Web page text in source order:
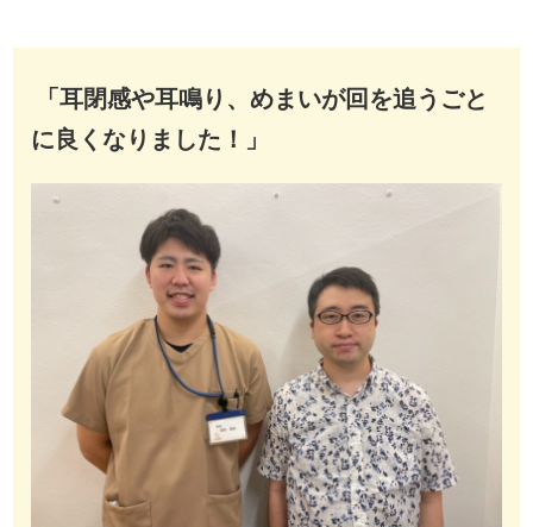
「耳閉感や耳鳴り、めまいが回を追うごと
に良くなりました！」